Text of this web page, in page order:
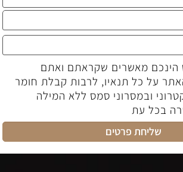
הינכם מאשרים שקראתם ואתם
על כל תנאיו, לרבות קבלת חומר
ובמסרוני סמס ללא המילה
בכל עת